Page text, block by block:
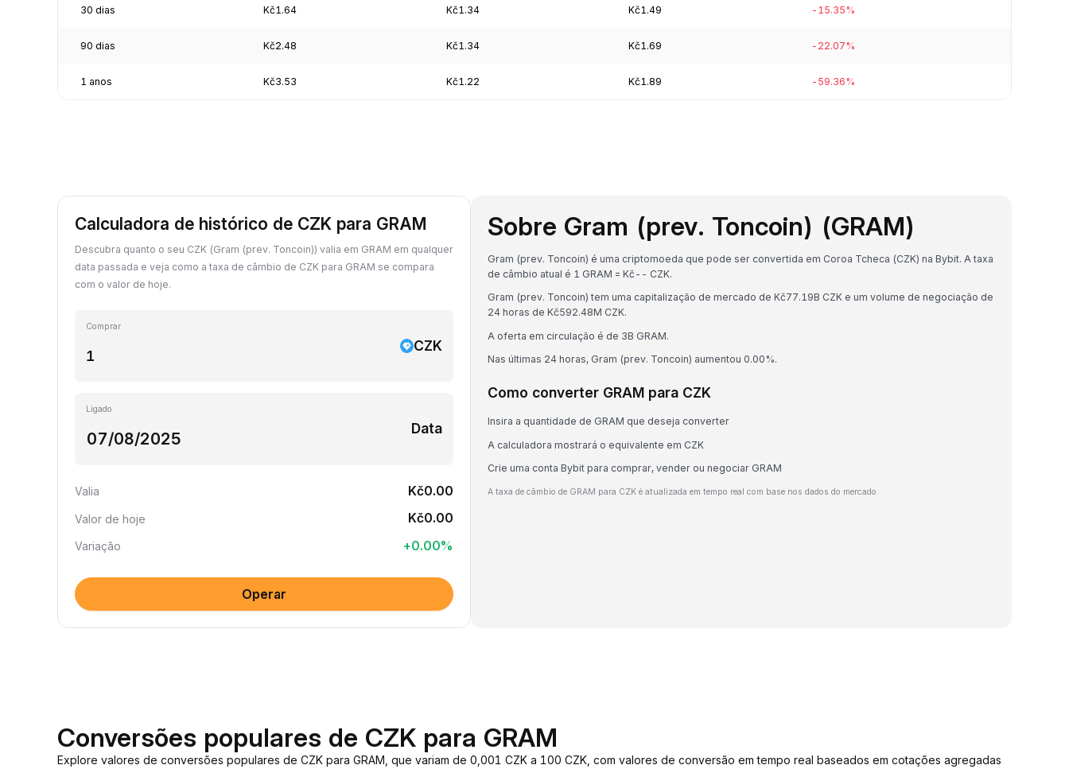
30 dias Kč1.64 Kč1.34 Kč1.49 -15.35%
90 dias Kč2.48 Kč1.34 Kč1.69 -22.07%
1 anos Kč3.53 Kč1.22 Kč1.89 -59.36%
Calculadora de histórico de CZK para GRAM
Descubra quanto o seu CZK (Gram (prev. Toncoin)) valia em GRAM em qualquer
data passada e veja como a taxa de câmbio de CZK para GRAM se compara
com o valor de hoje.
Comprar
CZK
Ligado
Data
Valia Kč0.00
Valor de hoje Kč0.00
Variação +0.00%
Operar
Sobre Gram (prev. Toncoin) (GRAM)
Gram (prev. Toncoin) é uma criptomoeda que pode ser convertida em Coroa Tcheca (CZK) na Bybit. A taxa
de câmbio atual é 1 GRAM = Kč-- CZK.
Gram (prev. Toncoin) tem uma capitalização de mercado de Kč77.19B CZK e um volume de negociação de
24 horas de Kč592.48M CZK.
A oferta em circulação é de 3B GRAM.
Nas últimas 24 horas, Gram (prev. Toncoin) aumentou 0.00%.
Como converter GRAM para CZK
Insira a quantidade de GRAM que deseja converter
A calculadora mostrará o equivalente em CZK
Crie uma conta Bybit para comprar, vender ou negociar GRAM
A taxa de câmbio de GRAM para CZK é atualizada em tempo real com base nos dados do mercado.
Conversões populares de CZK para GRAM
Explore valores de conversões populares de CZK para GRAM, que variam de 0,001 CZK a 100 CZK, com valores de conversão em tempo real baseados em cotações agregadas